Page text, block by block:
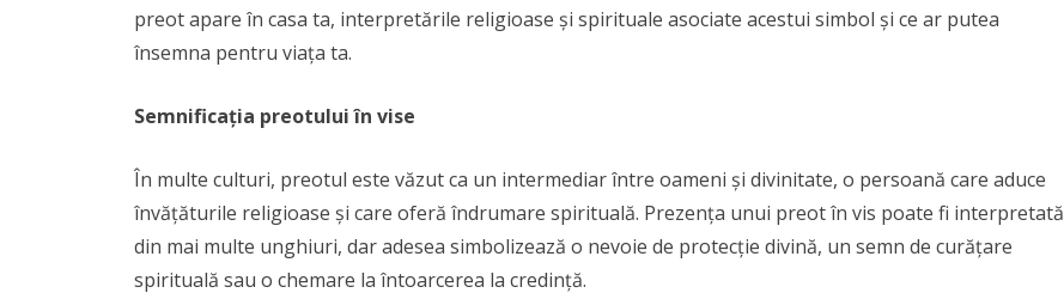
preot apare în casa ta, interpretările religioase și spirituale asociate acestui simbol și ce ar putea
însemna pentru viața ta.
Semnificația preotului în vise
În multe culturi, preotul este văzut ca un intermediar între oameni și divinitate, o persoană care aduce
învățăturile religioase și care oferă îndrumare spirituală. Prezența unui preot în vis poate fi interpretată
din mai multe unghiuri, dar adesea simbolizează o nevoie de protecție divină, un semn de curățare
spirituală sau o chemare la întoarcerea la credință.